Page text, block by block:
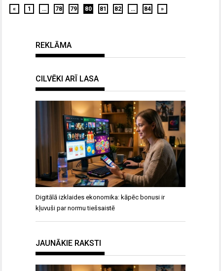
« 1 … 78 79 80 81 82 … 84 »
REKLĀMA
CILVĒKI ARĪ LASA
Digitālā izklaides ekonomika: kāpēc bonusi ir
kļuvuši par normu tiešsaistē
JAUNĀKIE RAKSTI